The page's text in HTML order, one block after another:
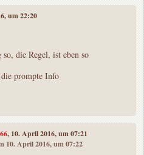
um 22:20
die Regel, ist eben so
prompte Info
, 10. April 2016, um 07:21
10. April 2016, um 07:22